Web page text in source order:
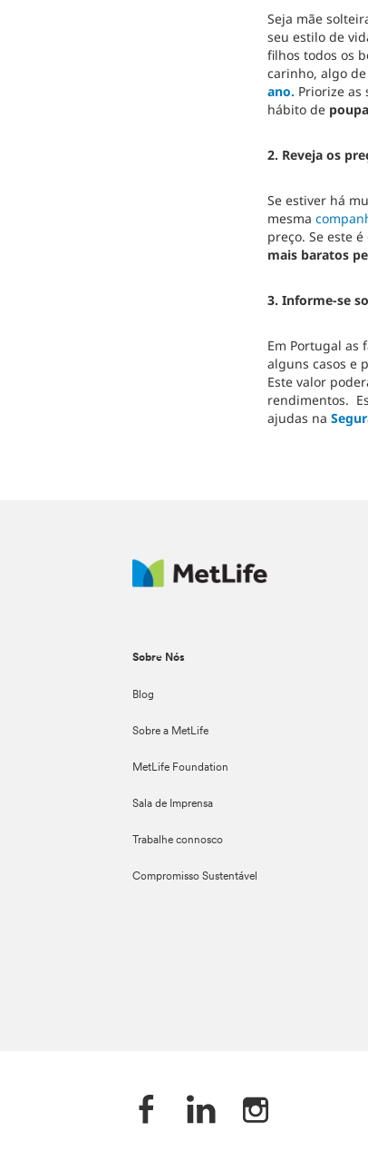
Seja mãe
seu estilo de
filhos todos os
carinho, algo
ano. Priorize as
hábito de
2. Reveja os
Se estiver há
mesma
preço. Se este
mais baratos
3. Informe-se
Em Portugal as
alguns casos e
Este valor
rendimentos.
ajudas na
Sobre Nós
Blog
Sobre a MetLife
MetLife Foundation
Sala de Imprensa
Trabalhe connosco
Compromisso Sustentável